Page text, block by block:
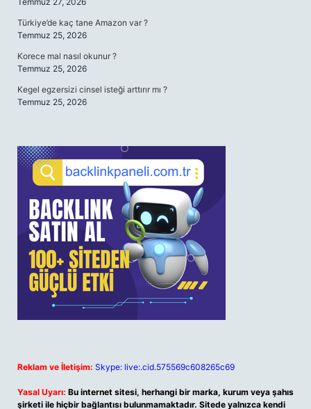
Türkiye’de kaç tane Amazon var ?
Temmuz 25, 2026
Korece mal nasıl okunur ?
Temmuz 25, 2026
Kegel egzersizi cinsel isteği arttırır mı ?
Temmuz 25, 2026
Reklam ve İletişim: Skype: live:.cid.575569c608265c69
Yasal Uyarı: Bu internet sitesi, herhangi bir marka, kurum veya şahıs
şirketi ile hiçbir bağlantısı bulunmamaktadır. Sitede yalnızca kendi